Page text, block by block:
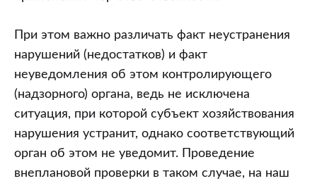
При этом важно различать факт неустранения
нарушений (недостатков) и факт
неуведомления об этом контролирующего
(надзорного) органа, ведь не исключена
ситуация, при которой субъект хозяйствования
нарушения устранит, однако соответствующий
орган об этом не уведомит. Проведение
внеплановой проверки в таком случае, на наш